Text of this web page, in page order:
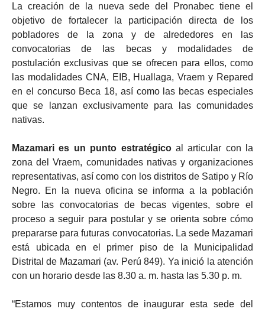
La creación de la nueva sede del Pronabec tiene el
objetivo de fortalecer la participación directa de los
pobladores de la zona y de alrededores en las
convocatorias de las becas y modalidades de
postulación exclusivas que se ofrecen para ellos, como
las modalidades CNA, EIB, Huallaga, Vraem y Repared
en el concurso Beca 18, así como las becas especiales
que se lanzan exclusivamente para las comunidades
nativas.
Mazamari es un punto estratégicoal articular con la
zona del Vraem, comunidades nativas y organizaciones
representativas, así como con los distritos de Satipo y Río
Negro. En la nueva oficina se informa a la población
sobre las convocatorias de becas vigentes, sobre el
proceso a seguir para postular y se orienta sobre cómo
prepararse para futuras convocatorias. La sede Mazamari
está ubicada en el primer piso de la Municipalidad
Distrital de Mazamari (av. Perú 849). Ya inició la atención
con un horario desde las 8.30 a. m. hasta las 5.30 p. m.
“Estamos muy contentos de inaugurar esta sede del